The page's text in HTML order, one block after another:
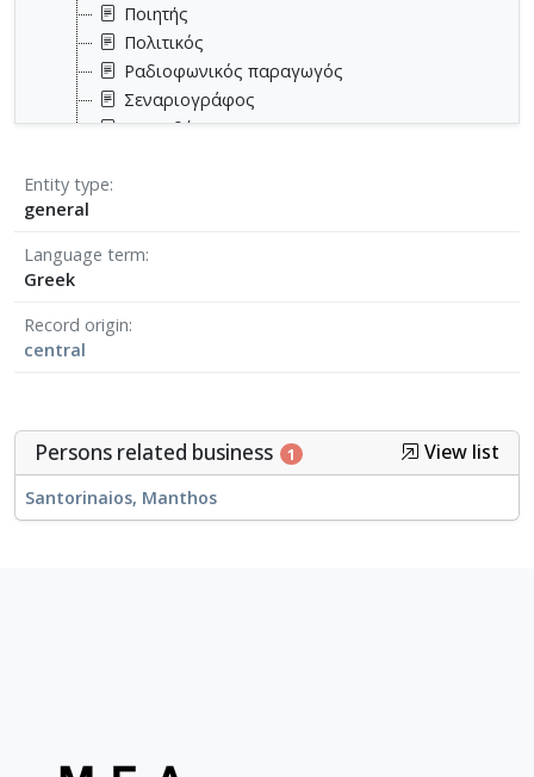
Ποιητής
Πολιτικός
Ραδιοφωνικός παραγωγός
Σεναριογράφος
Σκηνοθέτης
Entity type
general
Language term
Greek
Record origin
central
Persons related business 1 View list
Santorinaios, Manthos